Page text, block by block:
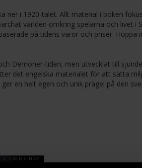
ner i 1920-talet. Allt material i boken
världen omkring spelarna och livet i
på tidens varor och priser. Hoppa
Demoner-tiden, men utvecklat till
det engelska materialet för att sätta
en helt egen och unik prägel på den